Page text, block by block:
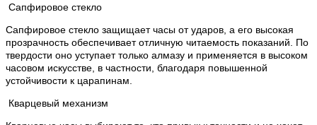
Сапфировое стекло
Сапфировое стекло защищает часы от ударов, а его высокая
прозрачность обеспечивает отличную читаемость показаний. По
твердости оно уступает только алмазу и применяется в высоком
часовом искусстве, в частности, благодаря повышенной
устойчивости к царапинам.
Кварцевый механизм